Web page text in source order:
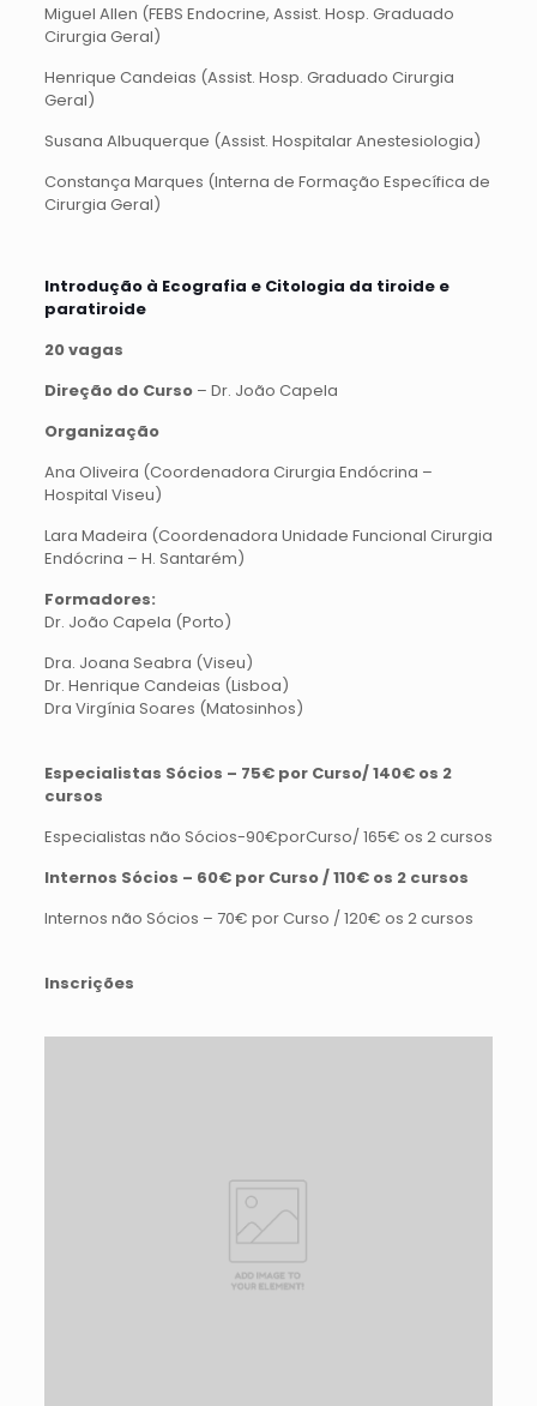
Miguel Allen (FEBS Endocrine, Assist. Hosp. Graduado
Cirurgia Geral)
Henrique Candeias (Assist. Hosp. Graduado Cirurgia
Geral)
Susana Albuquerque (Assist. Hospitalar Anestesiologia)
Constança Marques (Interna de Formação Específica de
Cirurgia Geral)
Introdução à Ecografia e Citologia da tiroide e
paratiroide
20 vagas
Direção do Curso– Dr. João Capela
Organização
Ana Oliveira (Coordenadora Cirurgia Endócrina –
Hospital Viseu)
Lara Madeira (Coordenadora Unidade Funcional Cirurgia
Endócrina – H. Santarém)
Formadores:
Dr. João Capela (Porto)
Dra. Joana Seabra (Viseu)
Dr. Henrique Candeias (Lisboa)
Dra Virgínia Soares (Matosinhos)
Especialistas Sócios – 75€ por Curso/ 140€ os 2
cursos
Especialistas não Sócios-90€porCurso/ 165€ os 2 cursos
Internos Sócios – 60€ por Curso / 110€ os 2 cursos
Internos não Sócios – 70€ por Curso / 120€ os 2 cursos
Inscrições